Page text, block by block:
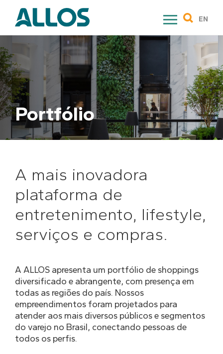
content
EN
Portfólio
A mais inovadora
plataforma de
entretenimento, lifestyle,
serviços e compras.
A ALLOS apresenta um portfólio de shoppings
diversificado e abrangente, com presença em
todas as regiões do país. Nossos
empreendimentos foram projetados para
atender aos mais diversos públicos e segmentos
do varejo no Brasil, conectando pessoas de
todos os perfis.